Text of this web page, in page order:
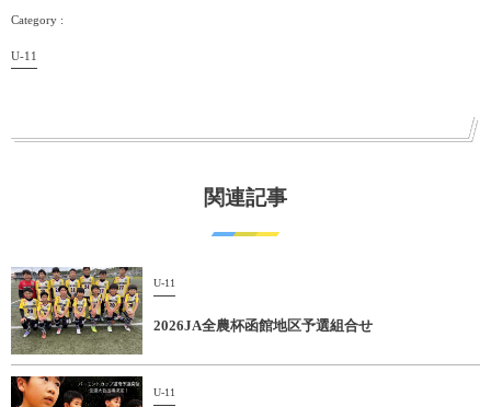
U-11
関連記事
U-11
2026JA全農杯函館地区予選組合せ
U-11